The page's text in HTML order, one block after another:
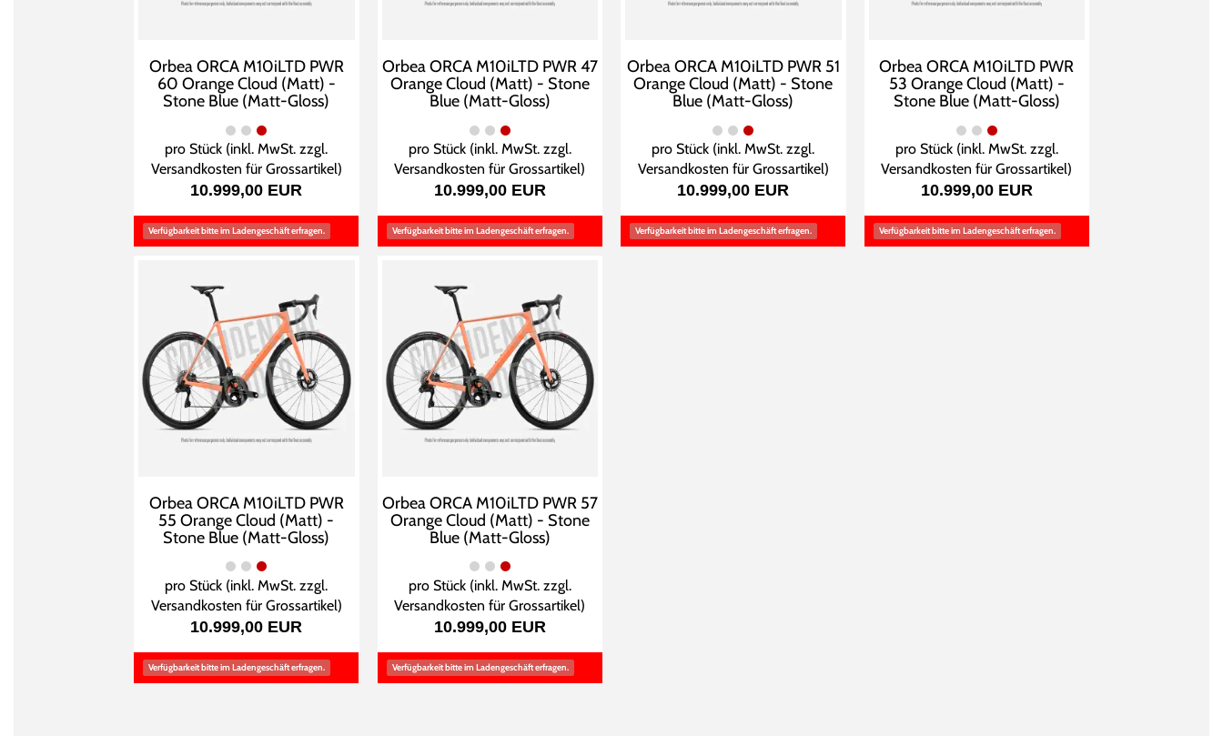
Orbea ORCA M10iLTD PWR
60 Orange Cloud (Matt) -
Stone Blue (Matt-Gloss)
pro Stück (inkl. MwSt. zzgl.
Versandkosten für Grossartikel)
10.999,00 EUR
Verfügbarkeit bitte im Ladengeschäft erfragen.
Orbea ORCA M10iLTD PWR 47
Orange Cloud (Matt) - Stone
Blue (Matt-Gloss)
pro Stück (inkl. MwSt. zzgl.
Versandkosten für Grossartikel)
10.999,00 EUR
Verfügbarkeit bitte im Ladengeschäft erfragen.
Orbea ORCA M10iLTD PWR 51
Orange Cloud (Matt) - Stone
Blue (Matt-Gloss)
pro Stück (inkl. MwSt. zzgl.
Versandkosten für Grossartikel)
10.999,00 EUR
Verfügbarkeit bitte im Ladengeschäft erfragen.
Orbea ORCA M10iLTD PWR
53 Orange Cloud (Matt) -
Stone Blue (Matt-Gloss)
pro Stück (inkl. MwSt. zzgl.
Versandkosten für Grossartikel)
10.999,00 EUR
Verfügbarkeit bitte im Ladengeschäft erfragen.
Orbea ORCA M10iLTD PWR
55 Orange Cloud (Matt) -
Stone Blue (Matt-Gloss)
pro Stück (inkl. MwSt. zzgl.
Versandkosten für Grossartikel)
10.999,00 EUR
Verfügbarkeit bitte im Ladengeschäft erfragen.
Orbea ORCA M10iLTD PWR 57
Orange Cloud (Matt) - Stone
Blue (Matt-Gloss)
pro Stück (inkl. MwSt. zzgl.
Versandkosten für Grossartikel)
10.999,00 EUR
Verfügbarkeit bitte im Ladengeschäft erfragen.